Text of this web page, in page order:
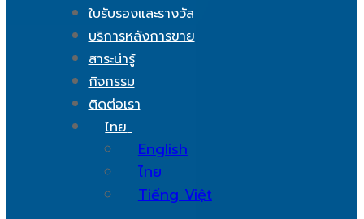
ใบรับรองและรางวัล
บริการหลังการขาย
สาระน่ารู้
กิจกรรม
ติดต่อเรา
ไทย
English
ไทย
Tiếng Việt